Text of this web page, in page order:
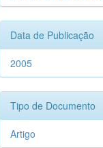
Data de Publicação
2005
Tipo de Documento
Artigo